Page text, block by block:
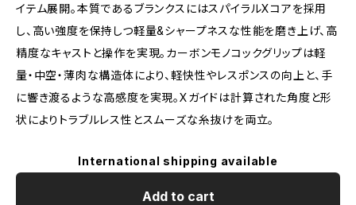
イテム展開。本質であるブランクスにはスパイラルXコアを採用
し、高い強度を保持しつ軽量&シャープネスな性能を磨き上げ、高
精度なキャストと操作を実現。カーボンモノコックグリップは軽
量・中空・薄肉な構造体により、軽快性やレスポンスの向上と、手
に響き渡るような高感度を実現。Xガイドは計算された角度と形
状によりトラブルレス性とスムーズな糸抜けを両立。
International shipping available
Add to cart